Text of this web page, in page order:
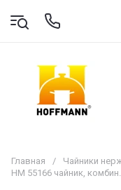
Главная / Чайники
НМ 55166 чайник,